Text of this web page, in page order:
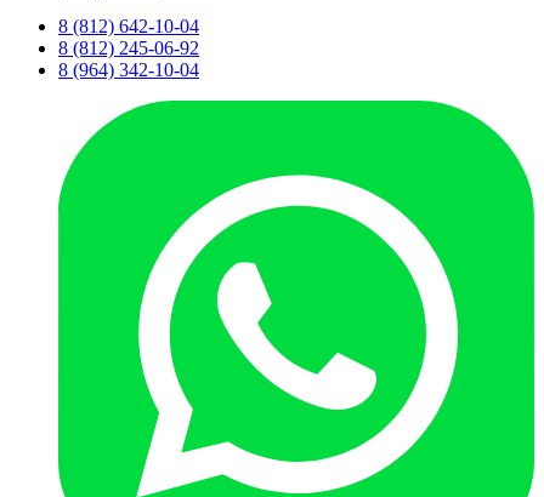
8 (812) 642-10-04
8 (812) 245-06-92
8 (964) 342-10-04